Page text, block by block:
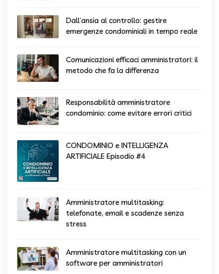
Dall’ansia al controllo: gestire
emergenze condominiali in tempo reale
Comunicazioni efficaci amministratori: il
metodo che fa la differenza
Responsabilità amministratore
condominio: come evitare errori critici
CONDOMINIO e INTELLIGENZA
ARTIFICIALE Episodio #4
Amministratore multitasking:
telefonate, email e scadenze senza
stress
Amministratore multitasking con un
software per amministratori